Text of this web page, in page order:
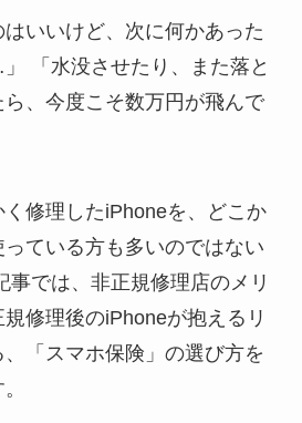
はいいけど、次に何かあった
「水没させたり、また落と
ら、今度こそ数万円が飛んで
修理したiPhoneを、どこか
ている方も多いのではない
事では、非正規修理店のメリ
修理後のiPhoneが抱えるリ
「スマホ保険」の選び方を